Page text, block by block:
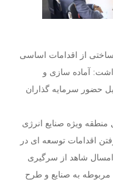
از اقدامات اساسی
آماده سازی و
حضور سرمایه گذاران
ویژه صنایع انرژی
اقدامات توسعه ای در
امسال شاهد از سرگیری
به صنایع و طرح